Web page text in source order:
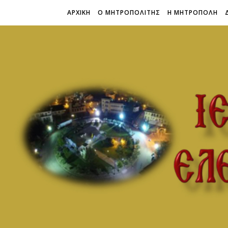
ΑΡΧΙΚΗ Ο ΜΗΤΡΟΠΟΛΙΤΗΣ Η ΜΗΤΡΟΠΟΛΗ